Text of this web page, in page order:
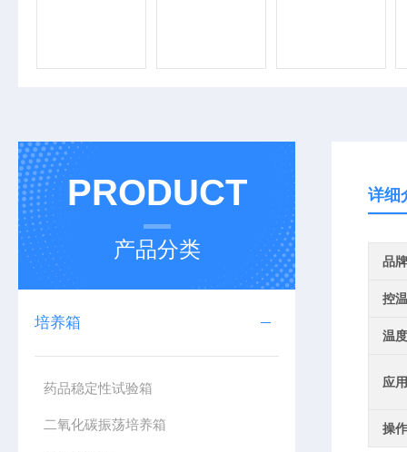
PRODUCT
产品分类
培养箱
药品稳定性试验箱
二氧化碳振荡培养箱
详细
品牌
控
温
应
操